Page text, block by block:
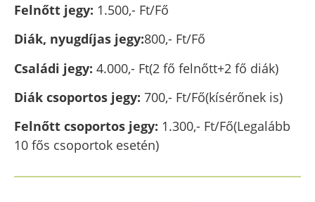
Felnőtt jegy: 1.500,- Ft/Fő
Diák, nyugdíjas jegy:800,- Ft/Fő
Családi jegy: 4.000,- Ft(2 fő felnőtt+2 fő diák)
Diák csoportos jegy: 700,- Ft/Fő(kísérőnek is)
Felnőtt csoportos jegy: 1.300,- Ft/Fő(Legalább
10 fős csoportok esetén)